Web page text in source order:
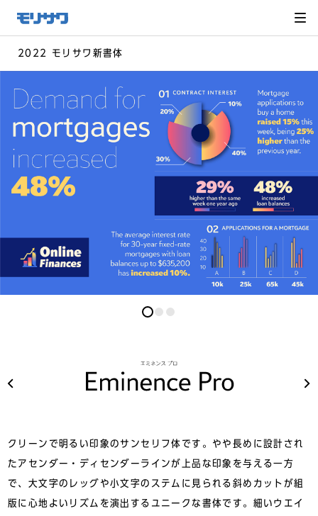
メ
ニュー
飛ばし
へ移動
2022 モリサワ新書体
0 0
クリーンで明るい印象のサンセリフ体です。やや長めに設計され
たアセンダー・ディセンダーラインが上品な印象を与える一方
で、大文字のレッグや小文字のステムに見られる斜めカットが組
版に心地よいリズムを演出するユニークな書体です。細いウエイ